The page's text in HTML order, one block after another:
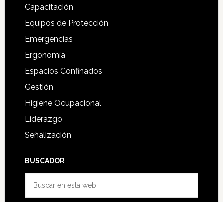
Capacitación
Equipos de Protección
Emergencias
Ergonomía
Espacios Confinados
Gestión
Higiene Ocupacional
Liderazgo
Señalización
BUSCADOR